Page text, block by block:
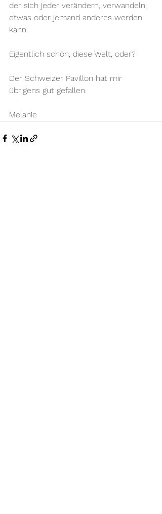
der sich jeder verändern, verwandeln,
etwas oder jemand anderes werden
kann.
Eigentlich schön, diese Welt, oder?
Der Schweizer Pavillon hat mir
übrigens gut gefallen.
Melanie